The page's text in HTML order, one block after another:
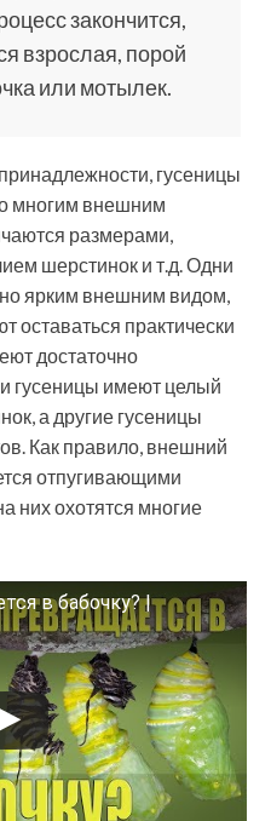
закончится,
взрослая, порой
или мотылек.
гусеницы
многим внешним
размерами,
шерстинок и т.д. Одни
ярким внешним видом,
оставаться практически
достаточно
гусеницы имеют целый
а другие гусеницы
Как правило, внешний
отпугивающими
них охотятся многие
в бабочку? |